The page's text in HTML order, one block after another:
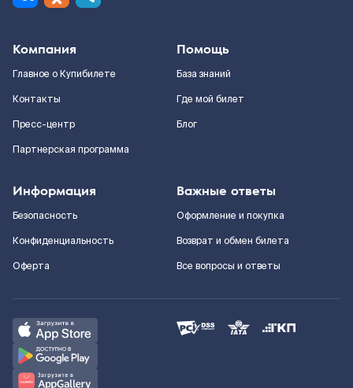
Компания
Главное о Купибилете
Контакты
Пресс-центр
Партнерская программа
Помощь
База знаний
Где мой билет
Блог
Информация
Безопасность
Конфиденциальность
Оферта
Важные ответы
Оформление и покупка
Возврат и обмен билета
Все вопросы и ответы